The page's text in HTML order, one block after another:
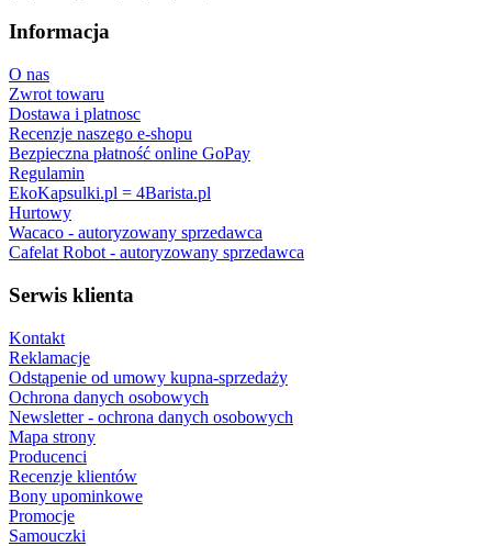
Informacja
O nas
Zwrot towaru
Dostawa i platnosc
Recenzje naszego e-shopu
Bezpieczna płatność online GoPay
Regulamin
EkoKapsulki.pl = 4Barista.pl
Hurtowy
Wacaco - autoryzowany sprzedawca
Cafelat Robot - autoryzowany sprzedawca
Serwis klienta
Kontakt
Reklamacje
Odstąpenie od umowy kupna-sprzedaży
Ochrona danych osobowych
Newsletter - ochrona danych osobowych
Mapa strony
Producenci
Recenzje klientów
Bony upominkowe
Promocje
Samouczki